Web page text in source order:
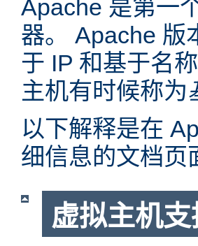
Apache 是第一
器。 Apache 版
于 IP 和基于名
主机有时候称为
以下解释是在
细信息的文档页
虚拟主机支